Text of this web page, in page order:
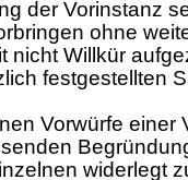
der Vorinstanz
ohne
nicht Willkür
festgestellten
Vorwürfe einer
widerlegt